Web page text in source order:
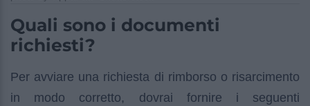
Quali sono i documenti
richiesti?
Per avviare una richiesta di rimborso o risarcimento
in modo corretto, dovrai fornire i seguenti